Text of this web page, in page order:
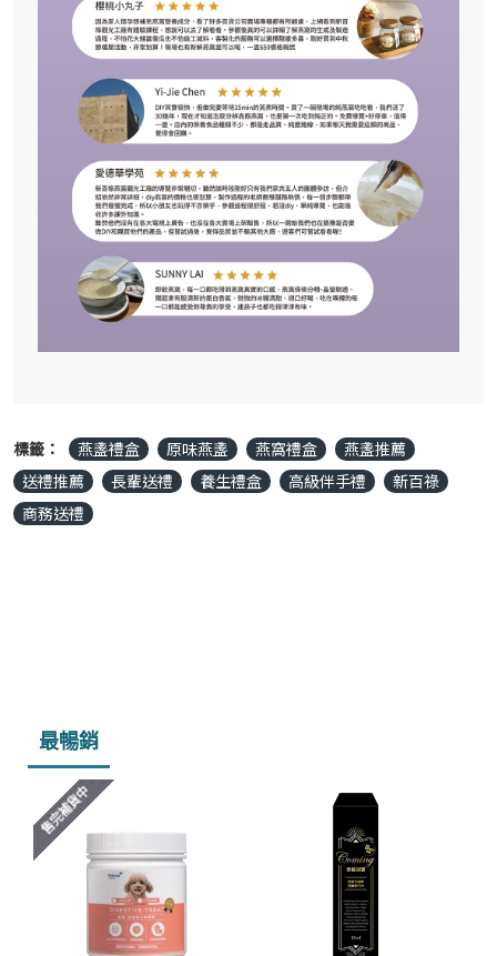
標籤： 燕盞禮盒 原味燕盞 燕窩禮盒
燕盞推薦
送禮推薦
長輩送禮 養生禮盒 高級伴手禮
新百祿
商務送禮
最暢銷
售完補貨中